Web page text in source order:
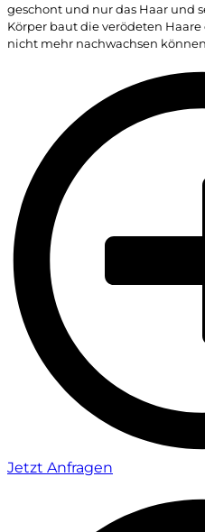
geschont und nur das Haar und
Körper baut die verödeten Haare
nicht mehr nachwachsen
Jetzt Anfragen